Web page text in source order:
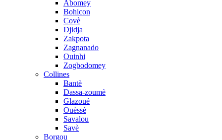
Abomey
Bohicon
Covè
Djidja
Zakpota
Zagnanado
Ouinhi
Zogbodomey
Collines
Bantè
Dassa-zoumè
Glazoué
Ouèssè
Savalou
Savè
Borgou